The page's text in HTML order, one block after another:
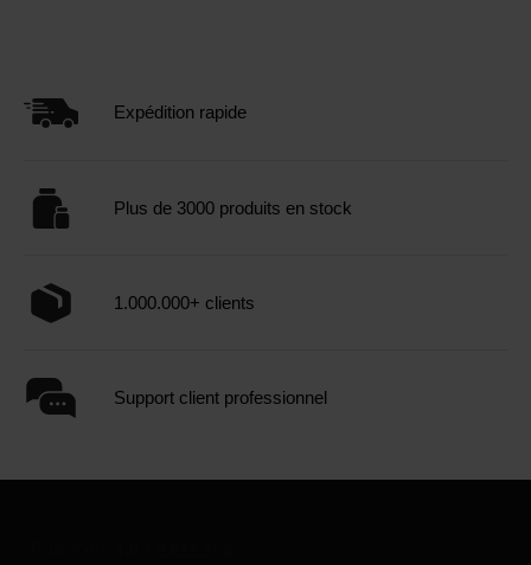
Expédition rapide
Plus de 3000 produits en stock
1.000.000+ clients
Support client professionnel